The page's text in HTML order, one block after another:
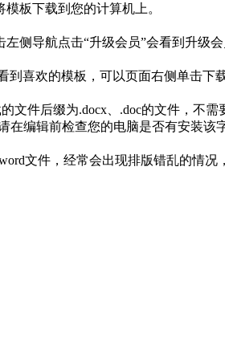
板下载到您的计算机上。
侧导航点击“升级会员”会看到升级会
喜欢的模板，可以页面右侧单击下
文件后缀为.docx、.doc的文件，不
编辑前检查您的电脑是否有安装该
文件，经常会出现排版错乱的情况